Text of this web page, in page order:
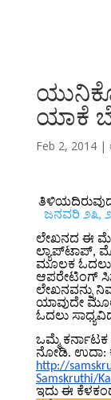
ಯಾಕೆ
Feb 2, 2014|
ಜನವರಿ ೨೩,
ಲೇಖನದ ಈ
ಲ್ಯಾಪ್‌ಟಾಪ್,
ಮೂಲಕ ಓದಲು
ಆಪರೇಟಿಂಗ್
ಲೇಖನವನ್ನು
ಯಾವುದೇ
ಓದಲು
ಒಮ್ಮೆ ಕರ್ನಾಟಕ
ನೋಡಿ. ಉದಾ:
http://
Samskruthi/
ಇದು ಈ